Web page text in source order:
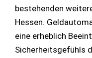
bestehenden
Hessen.
eine erheblich
Sicherheitsgefühls